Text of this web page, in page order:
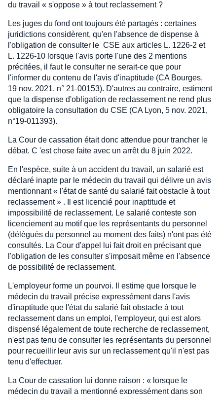
du travail « s'oppose » à tout reclassement ?
Les juges du fond ont toujours été partagés : certaines
juridictions considèrent, qu'en l'absence de dispense à
l'obligation de consulter le CSE aux articles L. 1226-2 et
L. 1226-10 lorsque l'avis porte l'une des 2 mentions
précitées, il faut le consulter ne serait-ce que pour
l'informer du contenu de l'avis d'inaptitude (CA Bourges,
19 nov. 2021, n° 21-00153). D'autres au contraire, estiment
que la dispense d'obligation de reclassement ne rend plus
obligatoire la consultation du CSE (CA Lyon, 5 nov. 2021,
n°19-011393).
La Cour de cassation était donc attendue pour trancher le
débat. C 'est chose faite avec un arrêt du 8 juin 2022.
En l'espèce, suite à un accident du travail, un salarié est
déclaré inapte par le médecin du travail qui délivre un avis
mentionnant « l'état de santé du salarié fait obstacle à tout
reclassement » . Il est licencié pour inaptitude et
impossibilité de reclassement. Le salarié conteste son
licenciement au motif que les représentants du personnel
(délégués du personnel au moment des faits) n'ont pas été
consultés. La Cour d'appel lui fait droit en précisant que
l'obligation de les consulter s'imposait même en l'absence
de possibilité de reclassement.
L'employeur forme un pourvoi. Il estime que lorsque le
médecin du travail précise expressément dans l'avis
d'inaptitude que l'état du salarié fait obstacle à tout
reclassement dans un emploi, l'employeur, qui est alors
dispensé légalement de toute recherche de reclassement,
n'est pas tenu de consulter les représentants du personnel
pour recueillir leur avis sur un reclassement qu'il n'est pas
tenu d'effectuer.
La Cour de cassation lui donne raison : « lorsque le
médecin du travail a mentionné expressément dans son